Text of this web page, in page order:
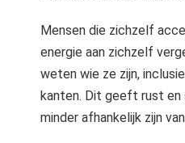
Mensen die zichzelf
energie aan zichzelf
weten wie ze zijn,
kanten. Dit geeft rust
minder afhankelijk zijn